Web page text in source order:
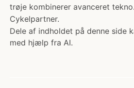
trøje kombinerer avanceret
Cykelpartner.
Dele af indholdet på denne side
med hjælp fra AI.